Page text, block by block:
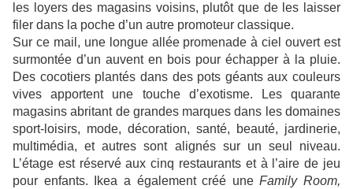
les loyers des magasins voisins, plutôt que de les laisser
filer dans la poche d’un autre promoteur classique.
Sur ce mail, une longue allée promenade à ciel ouvert est
surmontée d’un auvent en bois pour échapper à la pluie.
Des cocotiers plantés dans des pots géants aux couleurs
vives apportent une touche d’exotisme. Les quarante
magasins abritant de grandes marques dans les domaines
sport-loisirs, mode, décoration, santé, beauté, jardinerie,
multimédia, et autres sont alignés sur un seul niveau.
L’étage est réservé aux cinq restaurants et à l’aire de jeu
pour enfants. Ikea a également créé une Family Room,